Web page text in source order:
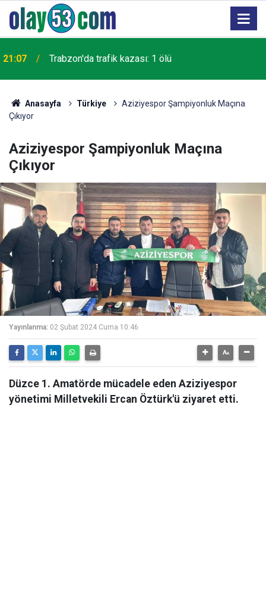
21:07 Trabzon'da trafik kazası: 1 ölü
Anasayfa Türkiye
Aziziyespor Şampiyonluk Maçına
Çıkıyor
Aziziyespor Şampiyonluk Maçına
Çıkıyor
Yayınlanma: 02 Şubat 2024 Cuma 10:46
Düzce 1. Amatörde mücadele eden Aziziyespor
yönetimi Milletvekili Ercan Öztürk'ü ziyaret etti.